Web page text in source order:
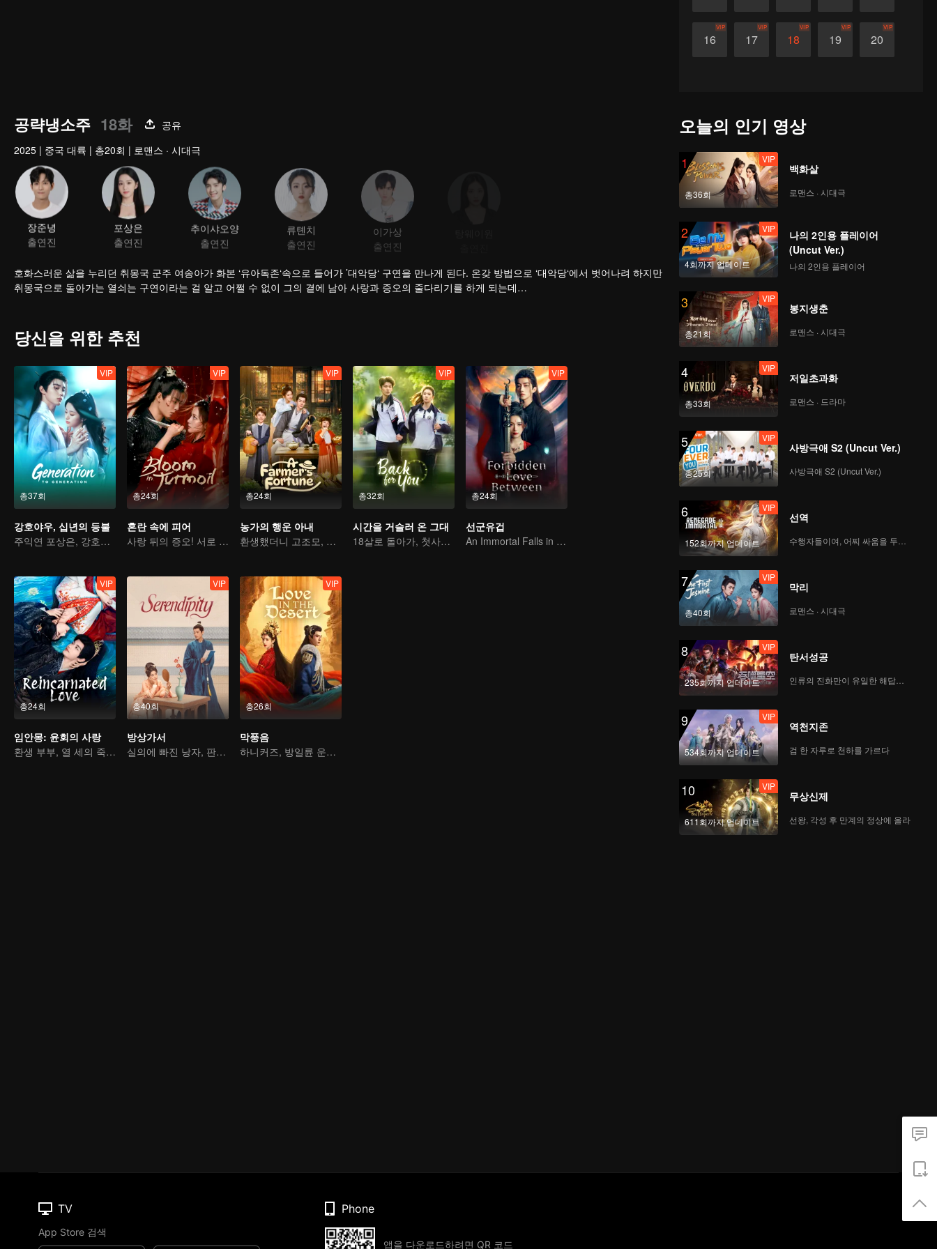
16
VIP
17
VIP
18
VIP
19
VIP
20
VIP
공략냉소주 18화
공유
2025 | 중국 대륙 | 총20회 | 로맨스 · 시대극
장준녕
출연진
포상은
출연진
추이샤오양
출연진
류톈치
출연진
이가상
출연진
호화스러운 삶을 누리던 취몽국 군주 여송아가 화본 ‘유아독존‘속으로 들어가 ’대악당‘ 구연을 만나게 된다. 온갖 방법으로 ‘대악당‘에서 벗어나려 하지만
취몽국으로 돌아가는 열쇠는 구연이라는 걸 알고 어쩔 수 없이 그의 곁에 남아 사랑과 증오의 줄다리기를 하게 되는데…
당신을 위한 추천
총37회
VIP
강호야우, 십년의 등불
주익연 포상은, 강호의 가면을 벗겨낸다
총24회
VIP
혼란 속에 피어
사랑 뒤의 증오! 서로 복수를 돕는 자매단
총24회
VIP
농가의 행운 아내
환생했더니 고조모, 운명을 바꾼다
총32회
VIP
시간을 거슬러 온 그대
18살로 돌아가, 첫사랑을 구한다
총24회
VIP
선군유겁
An Immortal Falls in Love With a Witch
총24회
VIP
임안몽: 윤회의 사랑
환생 부부, 열 세의 죽음의 운명을 뒤집다
총40회
VIP
방상가서
실의에 빠진 낭자, 판결을 뒤집는다
총26회
VIP
막풍음
하니커즈, 방일륜 운명의 맴찢 사랑
오늘의 인기 영상
1
총36회
VIP
백화살
로맨스 · 시대극
2
4회까지 업데이트
VIP
나의 2인용 플레이어
(Uncut Ver.)
나의 2인용 플레이어
3
총21회
VIP
봉지생춘
로맨스 · 시대극
4
총33회
VIP
저일초과화
로맨스 · 드라마
5
총25회
VIP
사방극애 S2 (Uncut Ver.)
사방극애 S2 (Uncut Ver.)
6
152회까지 업데이트
VIP
선역
7
총40회
VIP
막리
로맨스 · 시대극
8
235회까지 업데이트
VIP
탄서성공
인류의 진화만이 유일한 해답이다
9
534회까지 업데이트
VIP
역천지존
검 한 자루로 천하를 가르다
10
611회까지 업데이트
VIP
무상신제
선왕, 각성 후 만계의 정상에 올라
TV
App Store 검색
Phone
앱을 다운로드하려면 QR 코드